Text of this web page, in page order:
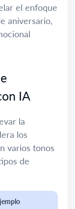
el enfoque
aniversario,
IA
la
los
varios tonos
de